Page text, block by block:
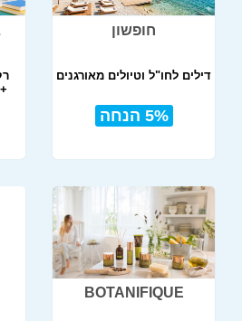
חופשון
דילים לחו"ל וטיולים מאורגנים
5% הנחה
רק ב-
+5% הנחה במעמד חיוב
BOTANIFIQUE